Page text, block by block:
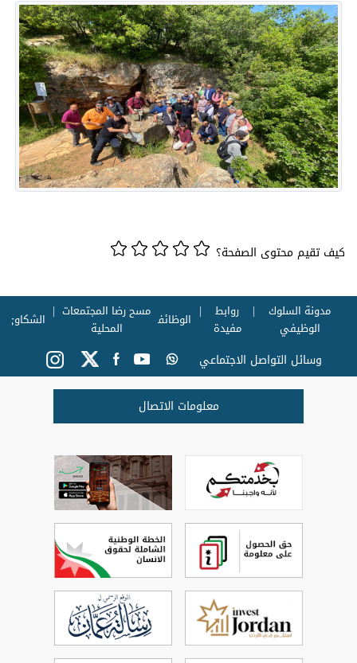
كيف تقيم محتوى الصفحة؟
مدونة السلوك
الوظيفي
روابط
مفيدة
الوظائف مسح رضا المجتمعات
المحلية
الشكاوي
وسائل التواصل الاجتماعي
معلومات الاتصال